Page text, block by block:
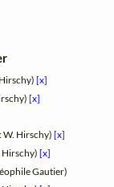
[x]
[x]
W. Hirschy)[x]
Hirschy)[x]
Gautier)